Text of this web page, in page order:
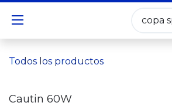
Todos los productos
Cautin 60W